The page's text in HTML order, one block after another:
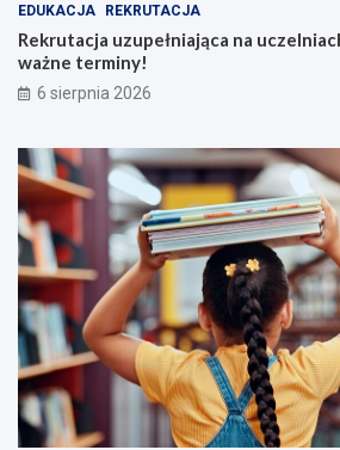
EDUKACJA REKRUTACJA
Rekrutacja uzupełniająca na
ważne terminy!
6 sierpnia 2026